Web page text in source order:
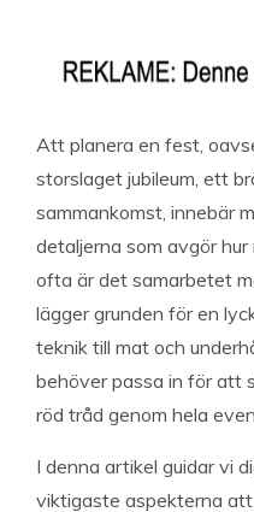
Att planera en fest,
storslaget jubileum, ett
sammankomst, innebär
detaljerna som avgör
ofta är det samarbetet
lägger grunden för en
teknik till mat och
behöver passa in för att
röd tråd genom hela
I denna artikel guidar vi
viktigaste aspekterna